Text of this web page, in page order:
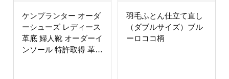
ケンプランター オーダ
ーシューズ レディース
革底 婦人靴 オーダーイ
ンソール 特許取得 革靴
羽毛ふとん仕立て直し
（ダブルサイズ）ブル
ーロココ柄